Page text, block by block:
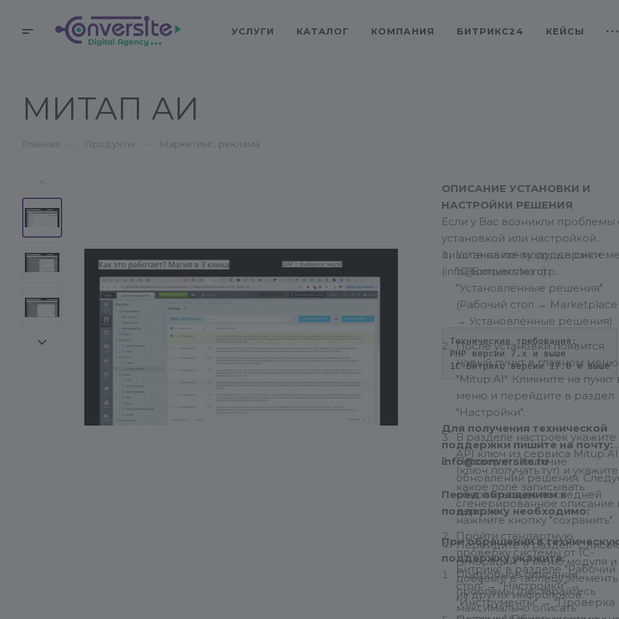
УСЛУГИ КАТАЛОГ КОМПАНИЯ БИТРИКС24 КЕЙСЫ
МИТАП АИ
Главная Продукты Маркетинг, реклама
ОПИСАНИЕ УСТАНОВКИ И
НАСТРОЙКИ РЕШЕНИЯ
Если у Вас возникли проблемы
установкой или настройкой
пишите на почту поддержки
(info@conversite.ru).
Установите модуль в
1С-Битрикс на стр.
"Установленные решения"
(Рабочий стол → Marketplace
→ Установленные решения).
После установки появится
новый пункт в главном меню
"Mitup.AI". Кликните на пункт
меню и перейдите в раздел
"Настройки".
В разделе настроек укажите
API ключ из сервиса Mitup.AI
(ключ получать тут) и
какое поле записывать
сгенерированное описание
нажмите кнопку "сохранить".
Перейдите в раздел "Список
генераций" в меню модуля и
добавьте в таблицу
из других инфоблоков.
Технические требования:
PHP версии 7.х и выше
1С-Битрикс версии 17.0 и выше
Для получения технической
поддержки пишите на почту:
info@conversite.ru
Перед обращением в
поддержку необходимо:
Проверить наличие
обновлений решения.
обновиться до последней
версии
Пройти стандартную
проверку системы от 1С-
Битрикс в разделе "Рабочий
стол" → "Настройки" →
"Инструменты" → "Проверка
При обращении в
поддержку укажите:
Подробное описание
проблемы (постарайтесь
максимально описать